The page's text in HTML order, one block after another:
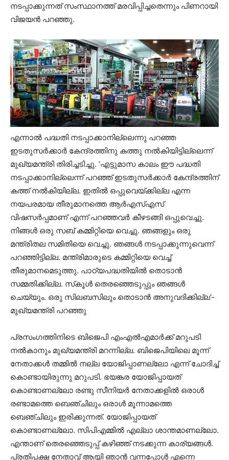
നടപ്പാക്കുന്നത് സംസ്ഥാനത്ത് മരവിപ്പിച്ചതെന്നും പിണറായി
വിജയന്‍ പറഞ്ഞു.
എന്നാല്‍ പദ്ധതി നടപ്പാക്കാനില്ലെന്നു പറഞ്ഞ
ഇടതുസര്‍ക്കാര്‍ കേന്ദ്രത്തിനു കത്തു നല്‍കിയിട്ടില്ലെന്ന്
മുഖ്യമന്ത്രി തിരിച്ചടിച്ചു. ‘എട്ടുമാസ കാലം ഈ പദ്ധതി
നടപ്പാക്കാനില്ലെന്ന് പറഞ്ഞ് ഇടതുസര്‍ക്കാര്‍ കേന്ദ്രത്തിന്
കത്ത് നല്‍കിയില്ല. ഇതില്‍ ഒപ്പുവെയ്ക്കില്ല എന്ന
നയപരമായ തീരുമാനത്തെ ആര്‍എസ്എസ്
വിഷസര്‍പ്പമാണ് എന്ന് പറഞ്ഞവര്‍ കീഴടങ്ങി ഒപ്പുവെച്ചു.
നിങ്ങള്‍ ഒരു സബ് കമ്മിറ്റിയെ വെച്ചു. ഞങ്ങളും ഒരു
മന്ത്രിതല സമിതിയെ വെച്ചു. ഞങ്ങള്‍ നടപ്പാക്കുന്നുവെന്ന്
പറഞ്ഞിട്ടില്ല. മന്ത്രിമാരുടെ കമ്മിറ്റിയെ വെച്ച്
തീരുമാനമെടുത്തു. പാഠ്യപദ്ധതിയില്‍ തൊടാന്‍
സമ്മതിക്കില്ല. സ്‌കൂള്‍ തെരഞ്ഞെടുപ്പും ഞങ്ങള്‍
ചെയ്യും. ഒരു സിലബസിലും തൊടാന്‍ അനുവദിക്കില്ല’-
മുഖ്യമന്ത്രി പറഞ്ഞു
പ്രസംഗത്തിനിടെ ബിജെപി എംഎല്‍എമാര്‍ക്ക് മറുപടി
നല്‍കാനും മുഖ്യമന്ത്രി മറന്നില്ല. ബിജെപിയിലെ മൂന്ന്
നേതാക്കള്‍ തമ്മില്‍ നല്ല യോജിപ്പാണല്ലോ എന്ന് ചോദിച്ച്
കൊണ്ടായിരുന്നു മറുപടി. ഭയങ്കര യോജിപ്പായത്
കൊണ്ടാണല്ലോ രണ്ടു സീനിയര്‍ നേതാക്കളില്‍ ഒരാള്‍
രണ്ടാമത്തെ ബെഞ്ചിലും ഒരാള്‍ മൂന്നാമത്തെ
ബെഞ്ചിലും ഇരിക്കുന്നത്. യോജിപ്പായത്
കൊണ്ടാണല്ലോ. സിപിഎമ്മില്‍ എല്ലാ ശാന്തമാണല്ലോ.
എന്താണ് തെരഞ്ഞെടുപ്പ് കഴിഞ്ഞ് നടക്കുന്ന കാര്യങ്ങള്‍.
പ്രതിപക്ഷ നേതാവ് ആയി ഞാന്‍ വന്നപ്പോള്‍ എന്നെ